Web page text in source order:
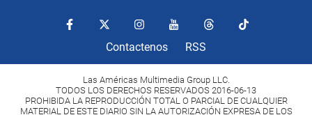
Contactenos RSS
Las Américas Multimedia Group LLC.
TODOS LOS DERECHOS RESERVADOS 2016-06-13
PROHIBIDA LA REPRODUCCIÓN TOTAL O PARCIAL DE CUALQUIER
MATERIAL DE ESTE DIARIO SIN LA AUTORIZACIÓN EXPRESA DE LOS